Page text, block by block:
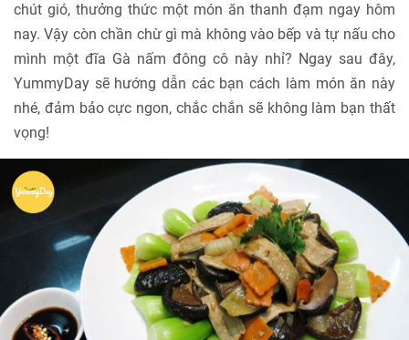
chút gió, thưởng thức một món ăn thanh đạm ngay hôm
nay. Vậy còn chần chừ gì mà không vào bếp và tự nấu cho
mình một đĩa Gà nấm đông cô này nhỉ? Ngay sau đây,
YummyDay sẽ hướng dẫn các bạn cách làm món ăn này
nhé, đảm bảo cực ngon, chắc chắn sẽ không làm bạn thất
vọng!